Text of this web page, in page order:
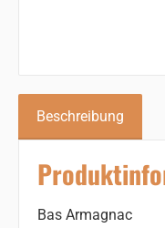
Beschreibung
Bas Armagnac